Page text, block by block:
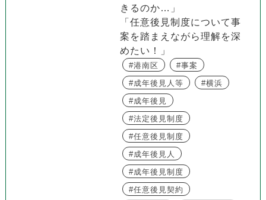
きるのか…」
「任意後見制度について事
案を踏まえながら理解を深
めたい！」
港南区
事案
成年後見人等
横浜
成年後見
法定後見制度
任意後見制度
成年後見人
成年後見制度
任意後見契約